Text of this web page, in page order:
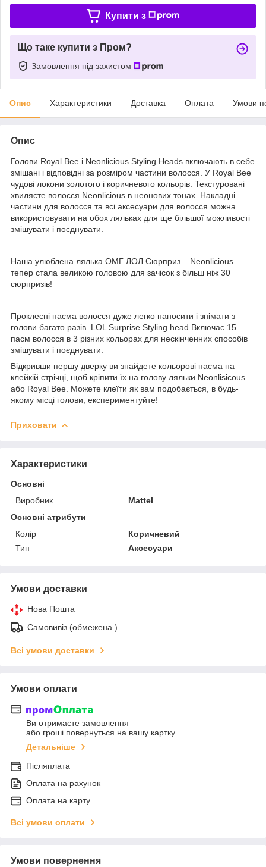
Купити з
Що таке купити з Пром?
Замовлення під захистом
Опис Характеристики Доставка Оплата Умови
Опис
Голови Royal Bee і Neonlicious Styling Heads включають в себе
змішані і відповідні за розміром частини волосся. У Royal Bee
чудові локони золотого і коричневого кольорів. Текстуровані
хвилясте волосся Neonlicious в неонових тонах. Накладні
частини для волосся та всі аксесуари для волосся можна
використовувати на обох ляльках для ще більшої можливості
змішувати і поєднувати.
Наша улюблена лялька ОМГ ЛОЛ Сюрприз – Neonlicious –
тепер стала великою головою для зачісок з більш ніж 30
сюрпризів!
Проклеєні пасма волосся дуже легко наносити і знімати з
голови багато разів. LOL Surprise Styling head Включає 15
пасм волосся в 3 різних кольорах для нескінченних способів
змішувати і поєднувати.
Відкривши першу дверку ви знайдете кольорові пасма на
клейкій стрічці, щоб кріпити їх на голову ляльки Neonlisicous
або Royal Bee. Можете клеїти як вам подобається, в будь-
якому місці голови, експериментуйте!
Приховати
Характеристики
Основні
Виробник
Mattel
Основні атрибути
Колір
Коричневий
Тип
Аксесуари
Умови доставки
Нова Пошта
Самовивіз (обмежена )
Всі умови доставки
Умови оплати
Ви отримаєте замовлення
або гроші повернуться на вашу картку
Детальніше
Післяплата
Оплата на рахунок
Оплата на карту
Всі умови оплати
Умови повернення